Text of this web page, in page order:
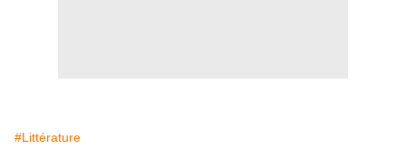
#Littérature